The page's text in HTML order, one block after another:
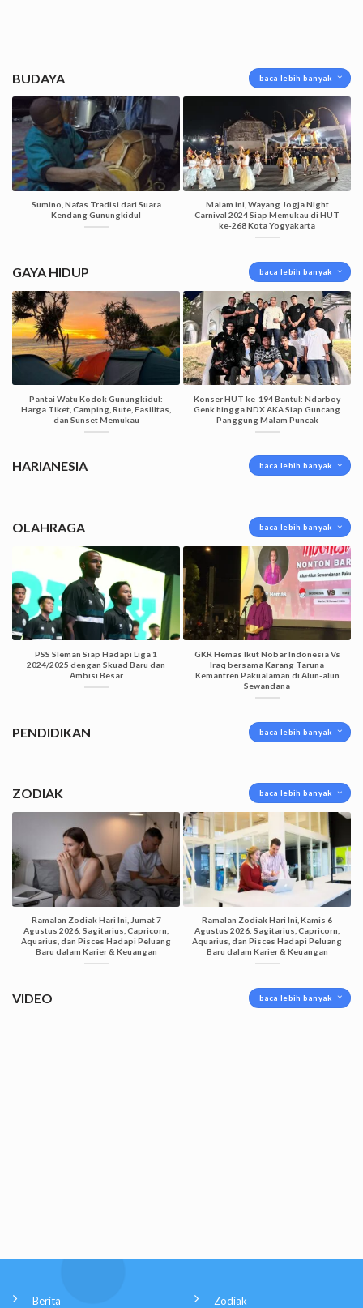
BUDAYA baca lebih banyak
Sumino, Nafas Tradisi dari Suara
Kendang Gunungkidul
Malam ini, Wayang Jogja Night
Carnival 2024 Siap Memukau di HUT
ke-268 Kota Yogyakarta
GAYA HIDUP baca lebih banyak
Pantai Watu Kodok Gunungkidul:
Harga Tiket, Camping, Rute, Fasilitas,
dan Sunset Memukau
Konser HUT ke-194 Bantul: Ndarboy
Genk hingga NDX AKA Siap Guncang
Panggung Malam Puncak
HARIANESIA baca lebih banyak
OLAHRAGA baca lebih banyak
PSS Sleman Siap Hadapi Liga 1
2024/2025 dengan Skuad Baru dan
Ambisi Besar
GKR Hemas Ikut Nobar Indonesia Vs
Iraq bersama Karang Taruna
Kemantren Pakualaman di Alun-alun
Sewandana
PENDIDIKAN baca lebih banyak
ZODIAK baca lebih banyak
Ramalan Zodiak Hari Ini, Jumat 7
Agustus 2026: Sagitarius, Capricorn,
Aquarius, dan Pisces Hadapi Peluang
Baru dalam Karier & Keuangan
Ramalan Zodiak Hari Ini, Kamis 6
Agustus 2026: Sagitarius, Capricorn,
Aquarius, dan Pisces Hadapi Peluang
Baru dalam Karier & Keuangan
VIDEO baca lebih banyak
Berita Zodiak